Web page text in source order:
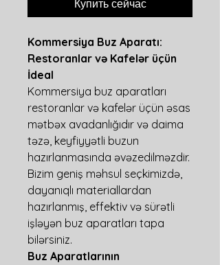
Купить сейчас
Kommersiya Buz Aparatı:
Restoranlar və Kafelər üçün
İdeal
Kommersiya buz aparatları
restoranlar və kafelər üçün əsas
mətbəx avadanlığıdır və daima
təzə, keyfiyyətli buzun
hazırlanmasında əvəzedilməzdir.
Bizim geniş məhsul seçkimizdə,
dayanıqlı materiallardan
hazırlanmış, effektiv və sürətli
işləyən buz aparatları tapa
bilərsiniz.
Buz Aparatlarının